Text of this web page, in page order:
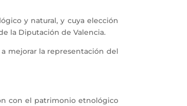
y natural, y cuya elección
la Diputación de Valencia.
mejorar la representación del
con el patrimonio etnológico